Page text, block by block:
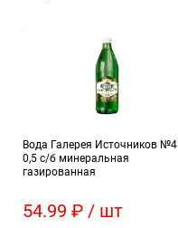
Вода Галерея Источников №4
0,5 с/б минеральная
газированная
54.99 ₽ / шт